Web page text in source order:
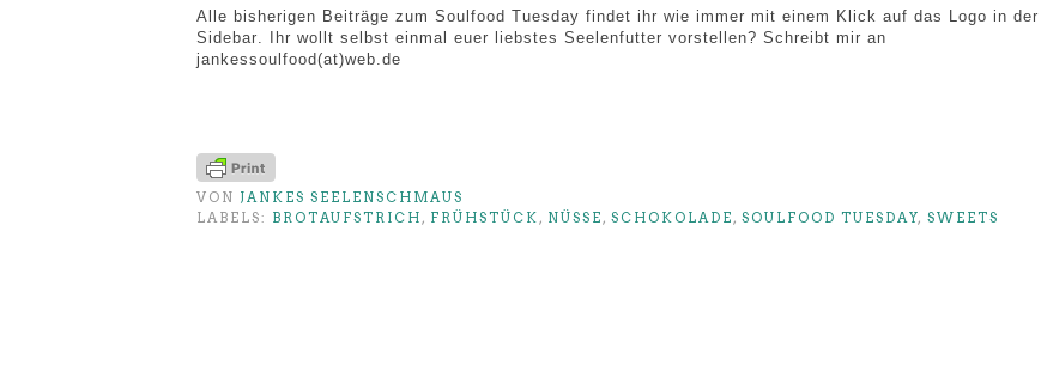
Alle bisherigen Beiträge zum Soulfood Tuesday findet ihr wie immer mit einem Klick auf das Logo in der
Sidebar
Ihr wollt selbst einmal euer liebstes Seelenfutter vorstellen? Schreibt mir an
jankessoulfood(at)web.de
VON JANKES SEELENSCHMAUS
LABELS: BROTAUFSTRICH, FRÜHSTÜCK, NÜSSE, SCHOKOLADE, SOULFOOD TUESDAY, SWEETS